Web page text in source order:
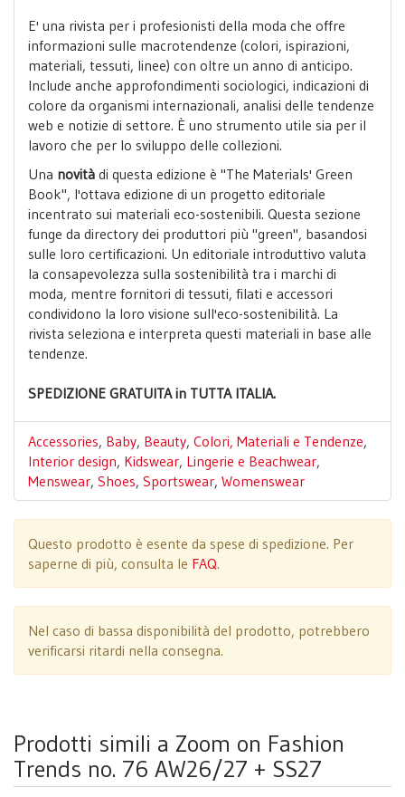
E' una rivista per i profesionisti della moda che offre
informazioni sulle macrotendenze (colori, ispirazioni,
materiali, tessuti, linee) con oltre un anno di anticipo.
Include anche approfondimenti sociologici, indicazioni di
colore da organismi internazionali, analisi delle tendenze
web e notizie di settore. È uno strumento utile sia per il
lavoro che per lo sviluppo delle collezioni.
Una novità di questa edizione è "The Materials' Green
Book", l'ottava edizione di un progetto editoriale
incentrato sui materiali eco-sostenibili. Questa sezione
funge da directory dei produttori più "green", basandosi
sulle loro certificazioni. Un editoriale introduttivo valuta
la consapevolezza sulla sostenibilità tra i marchi di
moda, mentre fornitori di tessuti, filati e accessori
condividono la loro visione sull'eco-sostenibilità. La
rivista seleziona e interpreta questi materiali in base alle
tendenze.
SPEDIZIONE GRATUITA in TUTTA ITALIA.
Accessories, Baby, Beauty, Colori, Materiali e Tendenze,
Interior design, Kidswear, Lingerie e Beachwear,
Menswear, Shoes, Sportswear, Womenswear
Questo prodotto è esente da spese di spedizione. Per
saperne di più, consulta le FAQ.
Nel caso di bassa disponibilità del prodotto, potrebbero
verificarsi ritardi nella consegna.
Prodotti simili a Zoom on Fashion
Trends no. 76 AW26/27 + SS27